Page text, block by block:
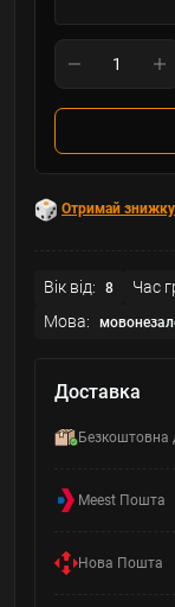
Отримай
Вік від: 8 Час
Мова:
Доставка
Безкоштовна
Meest Пошта
Нова Пошта